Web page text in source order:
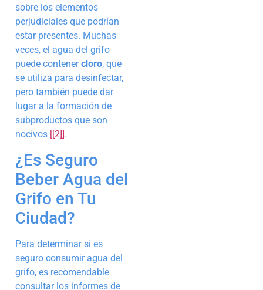
sobre los elementos
perjudiciales que podrían
estar presentes. Muchas
veces, el agua del grifo
puede contenercloro, que
se utiliza para desinfectar,
pero también puede dar
lugar a la formación de
subproductos que son
nocivos [[2]] .
¿Es Seguro
Beber Agua del
Grifo en Tu
Ciudad?
Para determinar si es
seguro consumir agua del
grifo, es recomendable
consultar los informes de